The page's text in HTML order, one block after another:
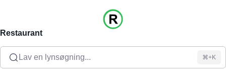
Restaurant
Lav en lynsøgning... ⌘+K